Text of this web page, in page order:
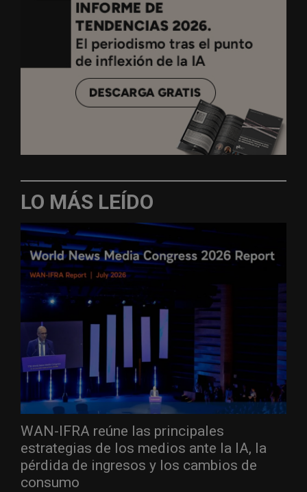
LO MÁS LEÍDO
WAN-IFRA reúne las principales
estrategias de los medios ante la IA, la
pérdida de ingresos y los cambios de
consumo